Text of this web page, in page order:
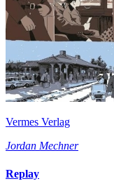
Vermes Verlag
Jordan Mechner
Replay